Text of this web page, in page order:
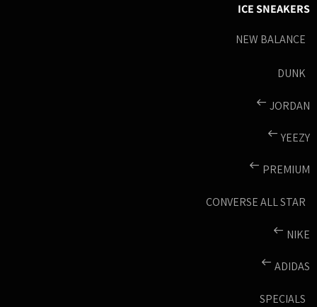
ICE SNEAKERS
NEW BALANCE
DUNK
JORDAN
YEEZY
PREMIUM
CONVERSE ALL STAR
NIKE
ADIDAS
SPECIALS